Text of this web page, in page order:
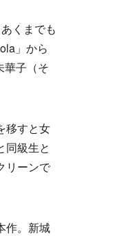
くまでも
」から
華子（そ
移すと女
同級生と
リーンで
作。新城